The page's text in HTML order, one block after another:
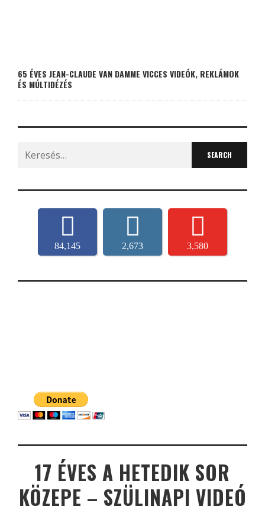
65 ÉVES JEAN-CLAUDE VAN DAMME VICCES VIDEÓK, REKLÁMOK
ÉS MÚLTIDÉZÉS
Search
for:
84,145 2,673 3,580
17 ÉVES A HETEDIK SOR
KÖZEPE – SZÜLINAPI VIDEÓ